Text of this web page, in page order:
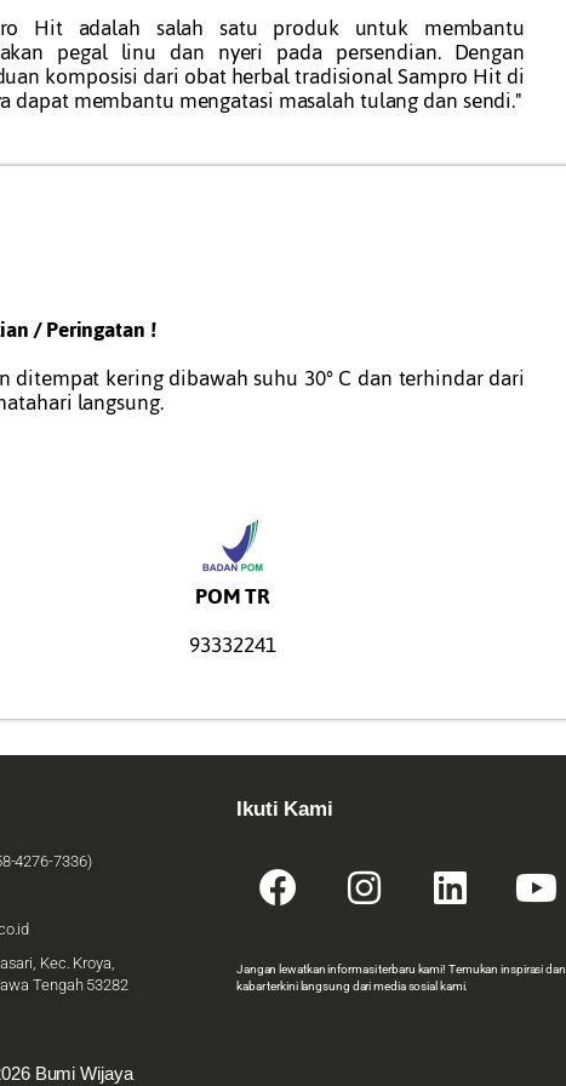
Hit adalah salah satu produk untuk membantu
pegal linu dan nyeri pada persendian. Dengan
komposisi dari obat herbal tradisional Sampro Hit di
dapat membantu mengatasi masalah tulang dan sendi."
/ Peringatan !
ditempat kering dibawah suhu 30° C dan terhindar dari
langsung.
POM TR
93332241
4276-7336)
Kec. Kroya,
Tengah 53282
Ikuti Kami
Jangan lewatkan informasi terbaru kami! Temukan inspirasi dan
kabar terkini langsung dari media sosial kami.
Bumi Wijaya